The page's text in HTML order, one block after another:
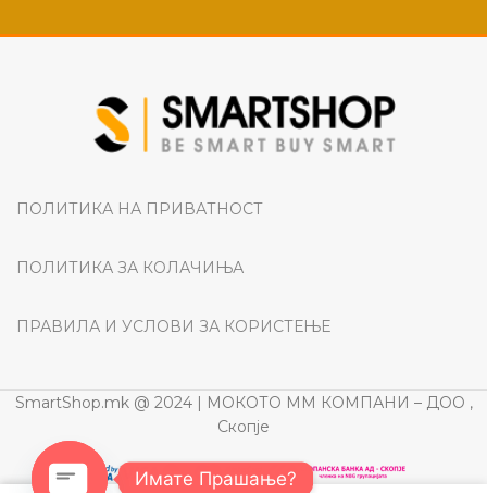
ПОЛИТИКА НА ПРИВАТНОСТ
ПОЛИТИКА ЗА КОЛАЧИЊА
ПРАВИЛА И УСЛОВИ ЗА КОРИСТЕЊЕ
SmartShop.mk @ 2024 | МОКОТО ММ КОМПАНИ – ДОО ,
Скопје
Имате Прашање?